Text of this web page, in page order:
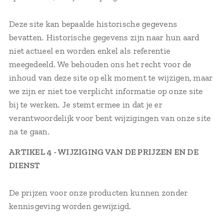
Deze site kan bepaalde historische gegevens
bevatten. Historische gegevens zijn naar hun aard
niet actueel en worden enkel als referentie
meegedeeld. We behouden ons het recht voor de
inhoud van deze site op elk moment te wijzigen, maar
we zijn er niet toe verplicht informatie op onze site
bij te werken. Je stemt ermee in dat je er
verantwoordelijk voor bent wijzigingen van onze site
na te gaan.
ARTIKEL 4 - WIJZIGING VAN DE PRIJZEN EN DE
DIENST
De prijzen voor onze producten kunnen zonder
kennisgeving worden gewijzigd.